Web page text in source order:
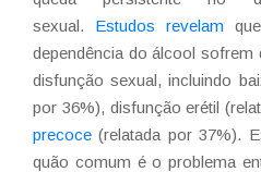
sexual. Estudos revelam
dependência do álcool
disfunção sexual, incluindo
por 36%), disfunção erétil
precoce (relatada por 37%).
quão comum é o problema